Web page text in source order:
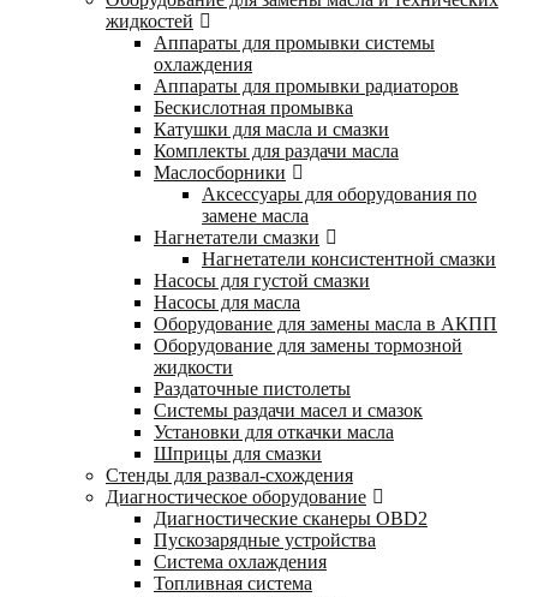
жидкостей
Аппараты для промывки системы
охлаждения
Аппараты для промывки радиаторов
Бескислотная промывка
Катушки для масла и смазки
Комплекты для раздачи масла
Маслосборники
Аксессуары для оборудования по
замене масла
Нагнетатели смазки
Нагнетатели консистентной смазки
Насосы для густой смазки
Насосы для масла
Оборудование для замены масла в АКПП
Оборудование для замены тормозной
жидкости
Раздаточные пистолеты
Системы раздачи масел и смазок
Установки для откачки масла
Шприцы для смазки
Стенды для развал-схождения
Диагностическое оборудование
Диагностические сканеры OBD2
Пускозарядные устройства
Система охлаждения
Топливная система